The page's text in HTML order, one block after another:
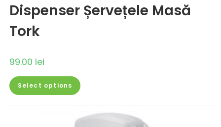
Dispenser Șervețele Masă
Tork
99.00 lei
Select options